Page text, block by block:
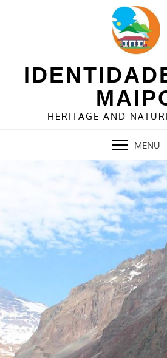
HERITAGE AND
MENU